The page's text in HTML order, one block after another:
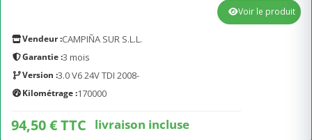
Vendeur :CAMPIÑA SUR S.L.L.
Garantie :3 mois
Version :3.0 V6 24V TDI 2008-
Kilométrage :170000
94,50 € TTC livraison incluse
Voir le produit